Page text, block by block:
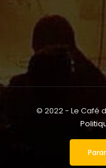
© 2022 - Le Café